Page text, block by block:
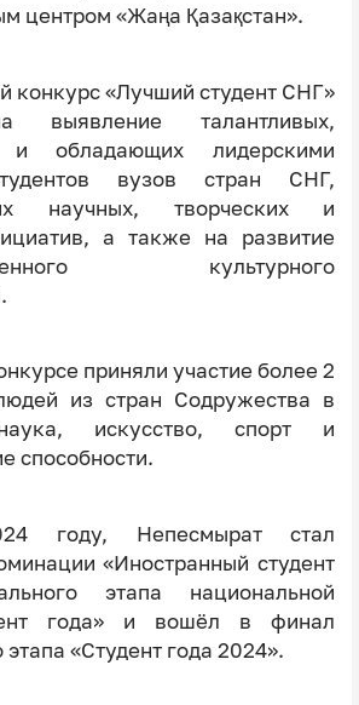
центром «Жаңа Қазақстан».
конкурс «Лучший студент СНГ»
выявление талантливых,
и обладающих лидерскими
вузов стран СНГ,
научных, творческих и
а также на развитие
культурного
приняли участие более 2
из стран Содружества в
искусство, спорт и
способности.
году, Непесмырат стал
«Иностранный студент
этапа национальной
года» и вошёл в финал
этапа «Студент года 2024».